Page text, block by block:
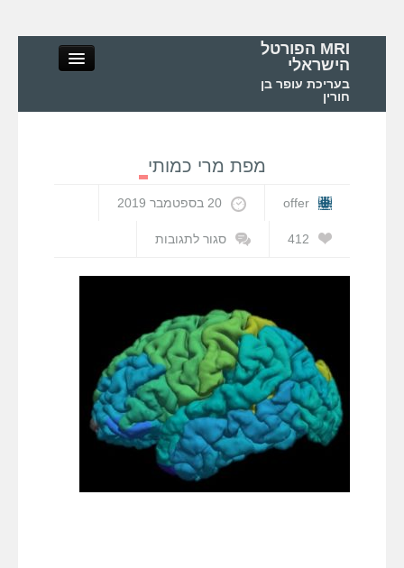
MRI הפורטל
הישראלי
בעריכת עופר בן
חורין
MRI – מושגי יסוד ופיזיקה
MRI בישראל ובעולם
fMRI ודימות המוח
מפת מרי כמותי
offer 20 בספטמבר 2019
412
סגור לתגובות
מפת
כמותי